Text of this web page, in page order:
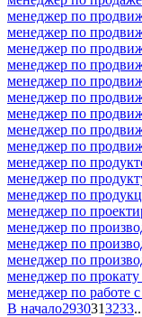
менеджер по
менеджер по
менеджер по
менеджер по
менеджер по
менеджер по
менеджер по
менеджер по
менеджер по
менеджер по
менеджер по
менеджер по
менеджер по
менеджер по
менеджер по
менеджер по
менеджер по
менеджер по работе
В начало2930313233